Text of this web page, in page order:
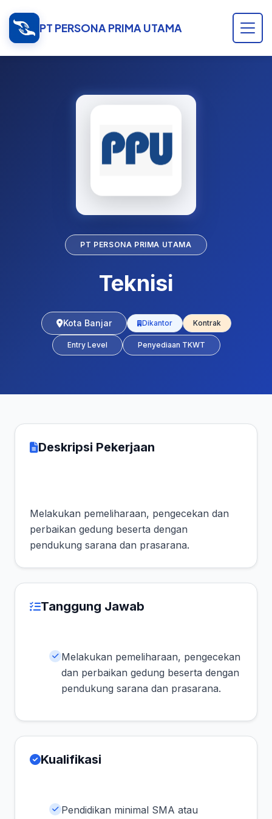
PT PERSONA PRIMA UTAMA
PT PERSONA PRIMA UTAMA
Teknisi
Kota Banjar Dikantor Kontrak
Entry Level Penyediaan TKWT
Deskripsi Pekerjaan
Melakukan pemeliharaan, pengecekan dan
perbaikan gedung beserta dengan
pendukung sarana dan prasarana.
Tanggung Jawab
Melakukan pemeliharaan, pengecekan
dan perbaikan gedung beserta dengan
pendukung sarana dan prasarana.
Kualifikasi
Pendidikan minimal SMA atau